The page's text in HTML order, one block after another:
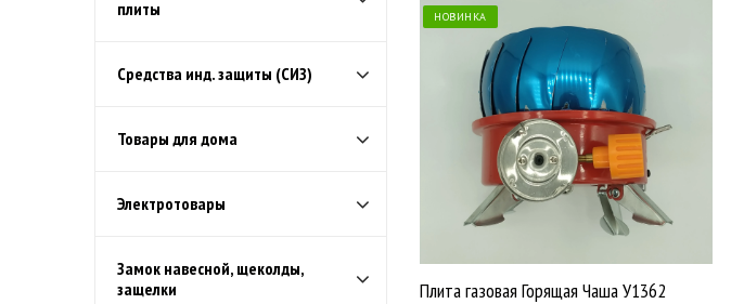
плиты
Средства инд. защиты (СИЗ)
Товары для дома
Электротовары
Замок навесной, щеколды,
защелки
НОВИНКА
Плита газовая Горящая Чаша У1362